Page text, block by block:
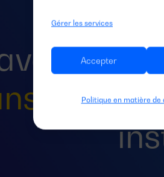
Gérer les services
Accepter
Politique en matière de